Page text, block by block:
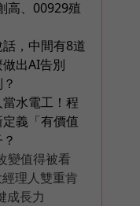
高、00929殖
話，中間有8道
做出AI告別
當水電工！程
義「有價值
變值得被看
理人雙重肯
成長力